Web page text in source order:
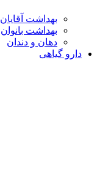
بهداشت آقایان
بهداشت بانوان
دهان و دندان
دارو گیاهی